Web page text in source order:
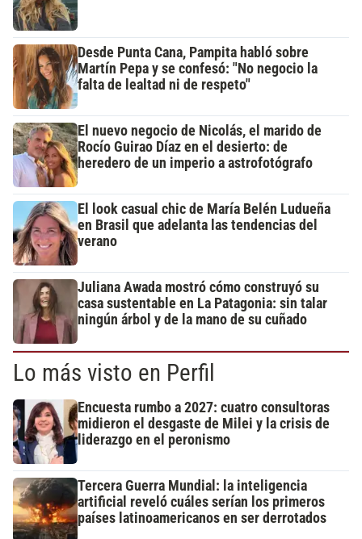
Desde Punta Cana, Pampita habló sobre
Martín Pepa y se confesó: "No negocio la
falta de lealtad ni de respeto"
El nuevo negocio de Nicolás, el marido de
Rocío Guirao Díaz en el desierto: de
heredero de un imperio a astrofotógrafo
El look casual chic de María Belén Ludueña
en Brasil que adelanta las tendencias del
verano
Juliana Awada mostró cómo construyó su
casa sustentable en La Patagonia: sin talar
ningún árbol y de la mano de su cuñado
Lo más visto en Perfil
Encuesta rumbo a 2027: cuatro consultoras
midieron el desgaste de Milei y la crisis de
liderazgo en el peronismo
Tercera Guerra Mundial: la inteligencia
artificial reveló cuáles serían los primeros
países latinoamericanos en ser derrotados